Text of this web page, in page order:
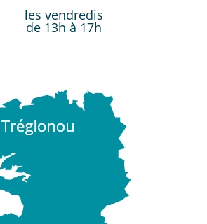
les vendredis
de 13h à 17h